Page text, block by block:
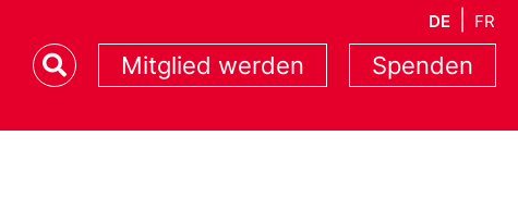
DE FR
Mitglied werden Spenden